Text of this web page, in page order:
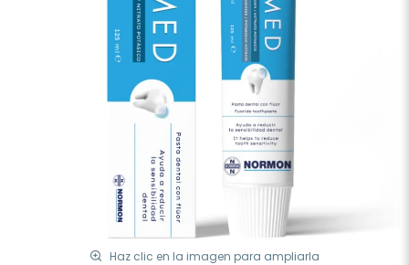
Haz clic en la imagen para ampliarla